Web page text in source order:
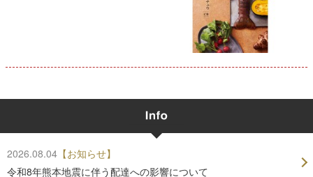
2026.08.04 【お知らせ】
令和8年熊本地震に伴う配達への影響について